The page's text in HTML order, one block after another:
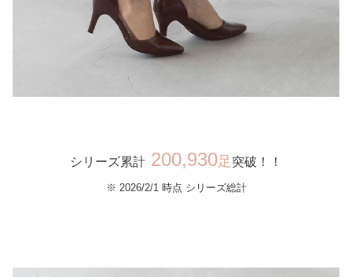
シリーズ累計 200,930足 突破！！
※ 2026/2/1 時点 シリーズ総計